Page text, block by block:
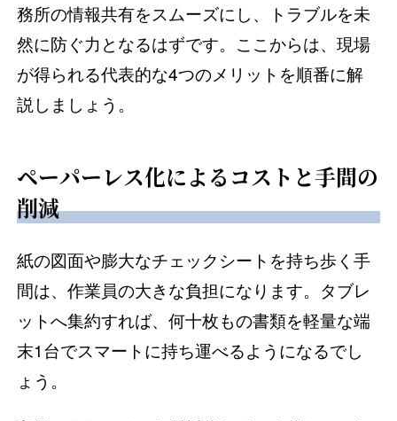
務所の情報共有をスムーズにし、トラブルを未
然に防ぐ力となるはずです。ここからは、現場
が得られる代表的な4つのメリットを順番に解
説しましょう。
ペーパーレス化によるコストと手間の
削減
紙の図面や膨大なチェックシートを持ち歩く手
間は、作業員の大きな負担になります。タブレ
ットへ集約すれば、何十枚もの書類を軽量な端
末1台でスマートに持ち運べるようになるでし
ょう。